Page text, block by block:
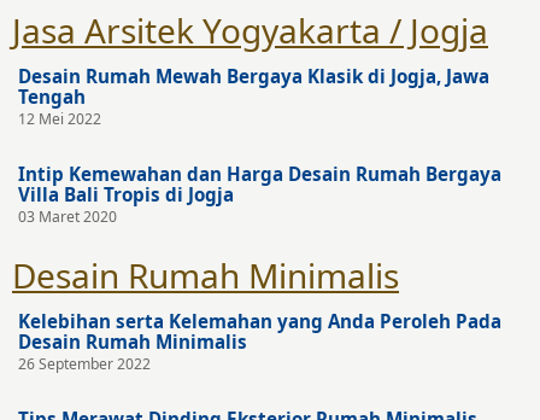
Jasa Arsitek Yogyakarta / Jogja
Desain Rumah Mewah Bergaya Klasik di Jogja, Jawa
Tengah
12 Mei 2022
Intip Kemewahan dan Harga Desain Rumah Bergaya
Villa Bali Tropis di Jogja
03 Maret 2020
Desain Rumah Minimalis
Kelebihan serta Kelemahan yang Anda Peroleh Pada
Desain Rumah Minimalis
26 September 2022